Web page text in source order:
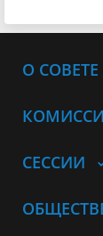
О
СЕССИИ